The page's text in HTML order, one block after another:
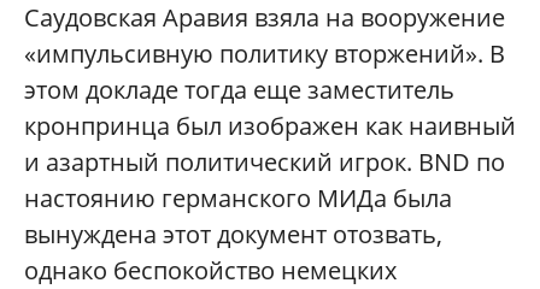
Саудовская Аравия взяла на вооружение
«импульсивную политику вторжений». В
этом докладе тогда еще заместитель
кронпринца был изображен как наивный
и азартный политический игрок. BND по
настоянию германского МИДа была
вынуждена этот документ отозвать,
однако беспокойство немецких